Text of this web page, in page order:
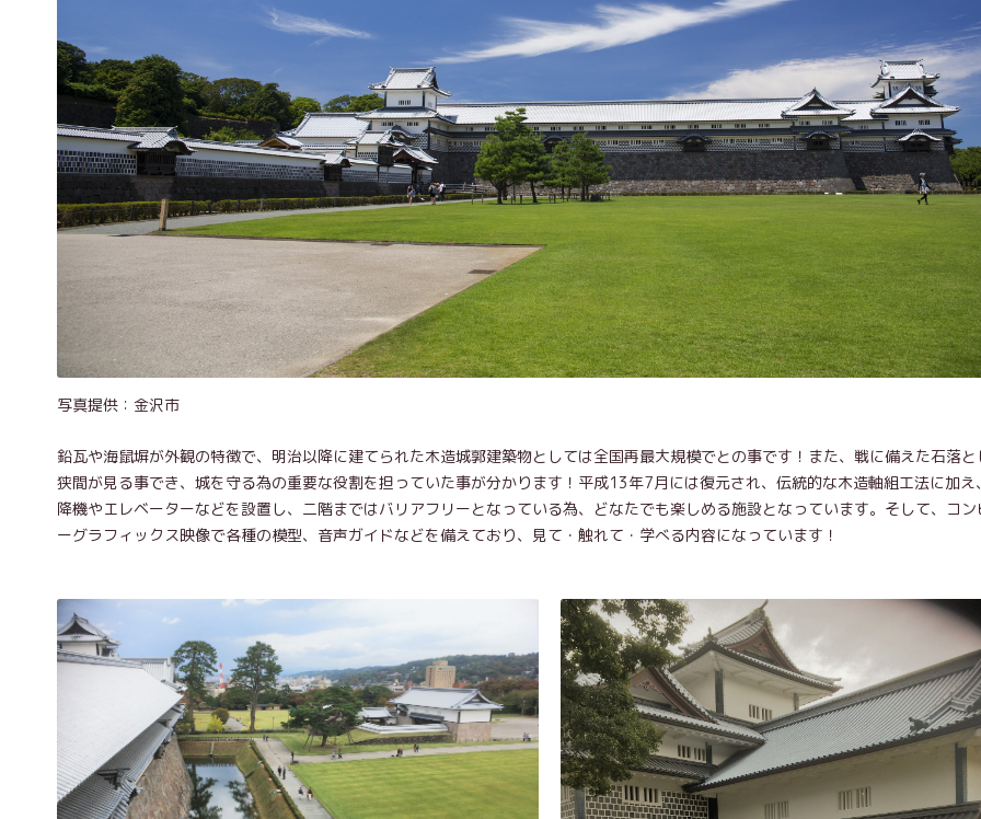
写真提供：金沢市
鉛瓦や海鼠塀が外観の特徴で、明治以降に建てられた木造城郭建築物としては全国再最大規模でとの事です！また、戦に備えた石落
狭間が見る事でき、城を守る為の重要な役割を担っていた事が分かります！平成13年7月には復元され、伝統的な木造軸組工法に加え
降機やエレベーターなどを設置し、二階まではバリアフリーとなっている為、どなたでも楽しめる施設となっています。そして、コ
ーグラフィックス映像で各種の模型、音声ガイドなどを備えており、見て・触れて・学べる内容になっています！